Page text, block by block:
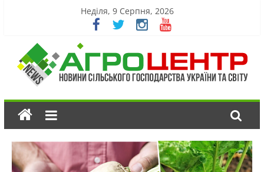
Неділя, 9 Серпня, 2026